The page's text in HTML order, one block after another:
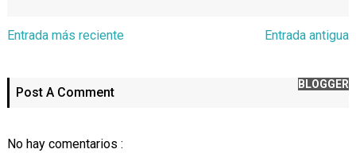
Entrada más reciente Entrada antigua
Post A Comment
BLOGGER
No hay comentarios :